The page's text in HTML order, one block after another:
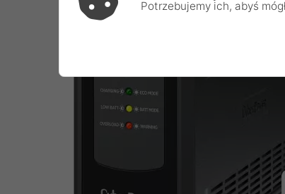
Potrzebujemy ich, abyś